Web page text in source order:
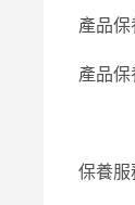
產品保
產品
保養服